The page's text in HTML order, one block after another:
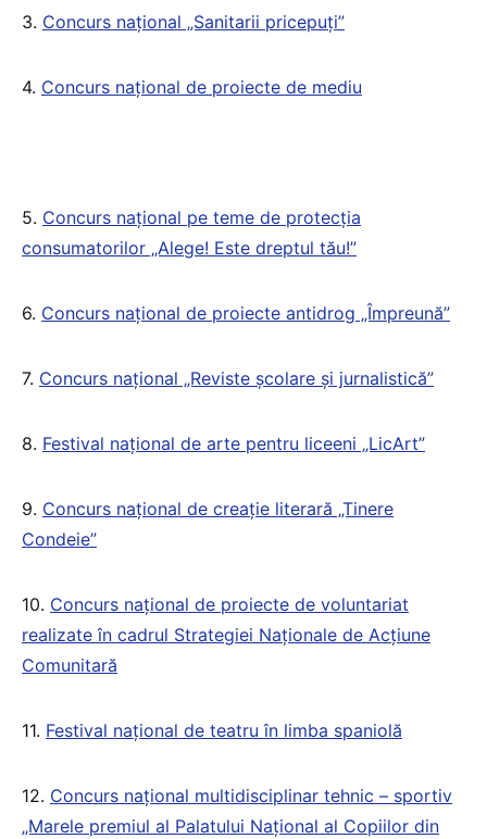
3. Concurs național „Sanitarii pricepuţi”
4. Concurs naţional de proiecte de mediu
5. Concurs naţional pe teme de protecţia
consumatorilor „Alege! Este dreptul tău!”
6. Concurs național de proiecte antidrog „Împreună”
7. Concurs național „Reviste şcolare şi jurnalistică”
8. Festival naţional de arte pentru liceeni „LicArt”
9. Concurs naţional de creaţie literară „Tinere
Condeie”
10. Concurs național de proiecte de voluntariat
realizate în cadrul Strategiei Naționale de Acțiune
Comunitară
11. Festival național de teatru în limba spaniolă
12. Concurs național multidisciplinar tehnic – sportiv
„Marele premiul al Palatului Național al Copiilor din